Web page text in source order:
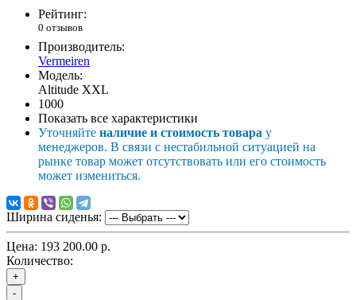
Рейтинг:
0 отзывов
Производитель:
Vermeiren
Модель:
Altitude XXL
1000
Показать все характеристики
Уточняйте наличие и стоимость товара у
менеджеров. В связи с нестабильной ситуацией на
рынке товар может отсутствовать или его стоимость
может измениться.
Ширина сиденья:
Цена: 193 200.00 р.
Количество:
+
-